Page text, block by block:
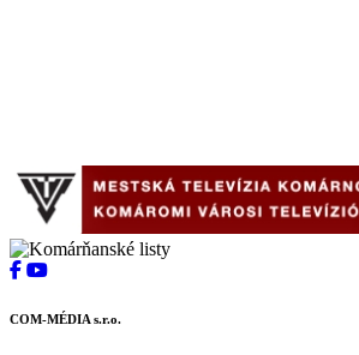
COM-MÉDIA s.r.o.